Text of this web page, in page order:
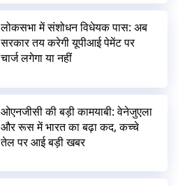
लोकसभा में संशोधन विधेयक पास: अब
सरकार तय करेगी यूपीआई पेमेंट पर
चार्ज लगेगा या नहीं
ओएनजीसी की बड़ी कामयाबी: वेनेजुएला
और रूस में भारत का बढ़ा कद, कच्चे
तेल पर आई बड़ी खबर